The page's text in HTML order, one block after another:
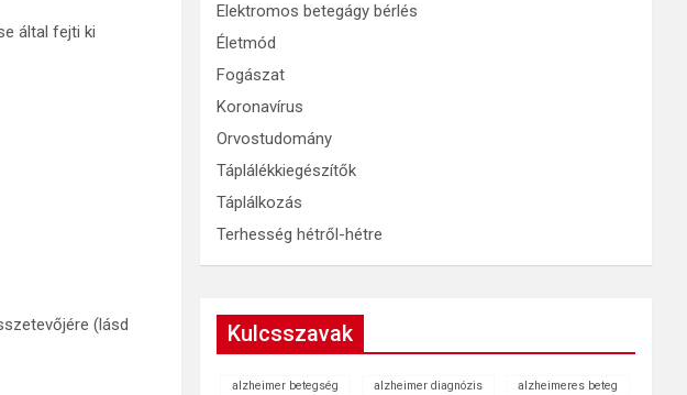
által fejti ki
(lásd
Elektromos betegágy bérlés
Életmód
Fogászat
Koronavírus
Orvostudomány
Táplálékkiegészítők
Táplálkozás
Terhesség hétről-hétre
Kulcsszavak
alzheimer betegség alzheimer diagnózis alzheimeres beteg